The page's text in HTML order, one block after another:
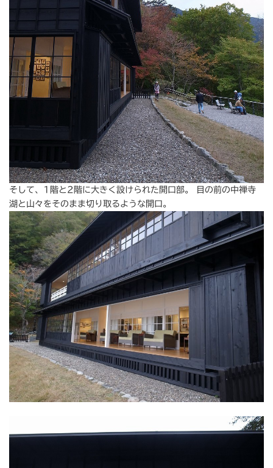
そして、1階と2階に大きく設けられた開口部。 目の前の中禅寺
湖と山々をそのまま切り取るような開口。